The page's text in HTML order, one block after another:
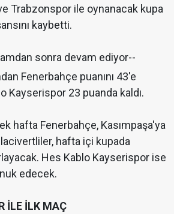
Trabzonspor ile oynanacak kupa
kaybetti.
sonra devam ediyor--
Fenerbahçe puanını 43'e
Kayserispor 23 puanda kaldı.
hafta Fenerbahçe, Kasımpaşa'ya
hafta içi kupada
Hes Kablo Kayserispor ise
edecek.
İLE İLK MAÇ